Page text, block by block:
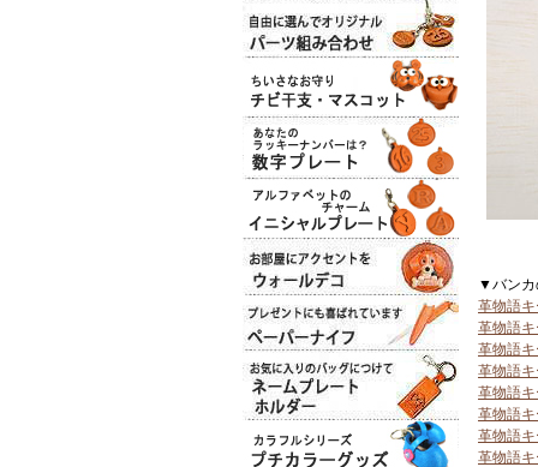
▼バンカ
革物語
革物語
革物語
革物語
革物語
革物語
革物語
革物語